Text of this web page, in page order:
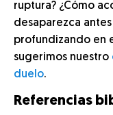
ruptura? ¿Cómo
desaparezca
profundizando en
sugerimos nuestro
duelo.
Referencias